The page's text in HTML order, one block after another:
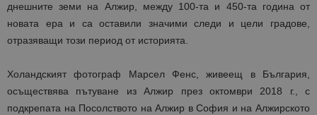
днешните земи на Алжир, между 100-та и 450-та година от
новата ера и са оставили значими следи и цели градове,
отразяващи този период от историята.
Холандският фотограф Марсел Фенс, живеещ в България,
осъществява пътуване из Алжир през октомври 2018 г., с
подкрепата на Посолството на Алжир в София и на Алжирското